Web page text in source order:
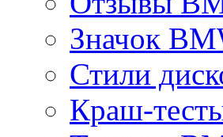
Значок
Стили
Краш-